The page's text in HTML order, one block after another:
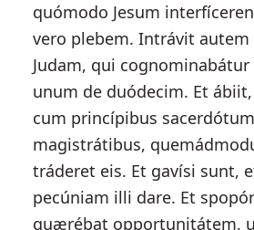
quómodo Jesum
vero plebem. Intrávit autem
Judam, qui
unum de duódecim. Et
cum princípibus
magistrátibus,
tráderet eis. Et gavísi sunt,
pecúniam illi dare. Et
quærébat opportunitátem,